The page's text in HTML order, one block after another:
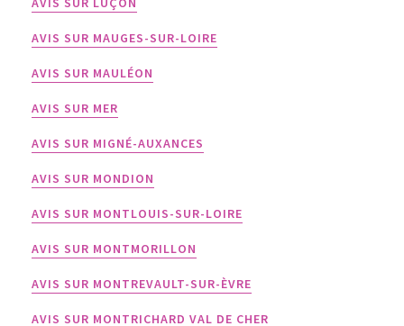
AVIS SUR MAUGES-SUR-LOIRE
AVIS SUR MAULÉON
AVIS SUR MER
AVIS SUR MIGNÉ-AUXANCES
AVIS SUR MONDION
AVIS SUR MONTLOUIS-SUR-LOIRE
AVIS SUR MONTMORILLON
AVIS SUR MONTREVAULT-SUR-ÈVRE
AVIS SUR MONTRICHARD VAL DE CHER